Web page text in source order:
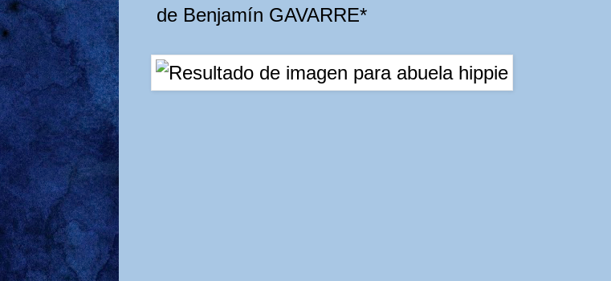
de Benjamín GAVARRE*